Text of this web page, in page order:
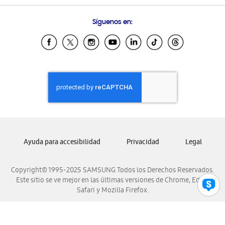
Samsung Ecuador
Samsung El Salvador
Samsung Honduras
Samsung Nicaragua
Samsung Panamá
Samsung Venezuela
Síguenos en:
Copyright© 1995-2025 SAMSUNG Todos los Derechos Reservados.
Este sitio se ve mejor en las últimas versiones de Chrome, Edge,
Safari y Mozilla Firefox.
Ayuda para accesibilidad Privacidad Legal